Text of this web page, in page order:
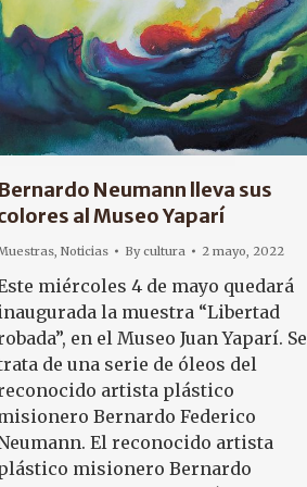
Bernardo Neumann lleva sus
al Museo Yaparí
, Noticias Bycultura 2 mayo, 2022
miércoles 4 de mayo quedará
la muestra “Libertad
en el Museo Juan Yaparí. Se
de una serie de óleos del
artista plástico
Bernardo Federico
El reconocido artista
misionero Bernardo